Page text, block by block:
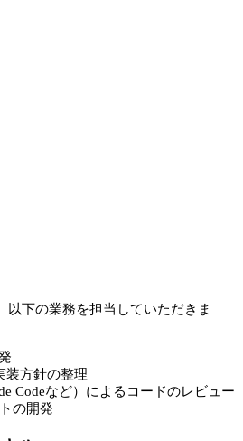
以下の業務を担当していただきま
装方針の整理
Codeなど）によるコードのレビュー
の開発